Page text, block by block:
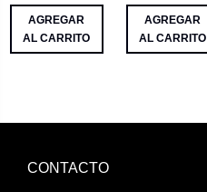
AGREGAR
AL CARRITO
AGREGAR
AL CARRITO
CONTACTO